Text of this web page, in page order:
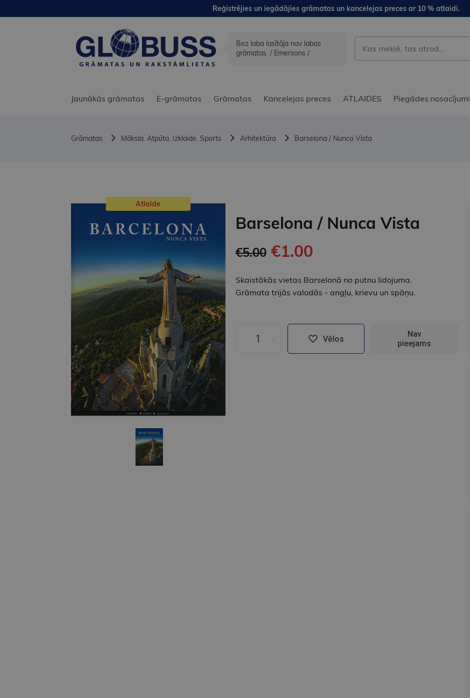
Reģistrējies un iegādājies grāmatas un kancelejas preces ar 10 % atlaidi.
Bez laba lasītāja nav labas
grāmatas. / Emersons /
Jaunākās grāmatas E-grāmatas Grāmatas Kancelejas preces ATLAIDES Piegādes nosacījumi
Grāmatas Māksla. Atpūta. Izklaide. Sports Arhitektūra Barselona / Nunca Vista
Atlaide
Barselona / Nunca Vista
€5.00€1.00
Skaistākās vietas Barselonā no putnu lidojuma.
Grāmata trijās valodās - angļu, krievu un spāņu.
Vēlos
Nav
pieejams